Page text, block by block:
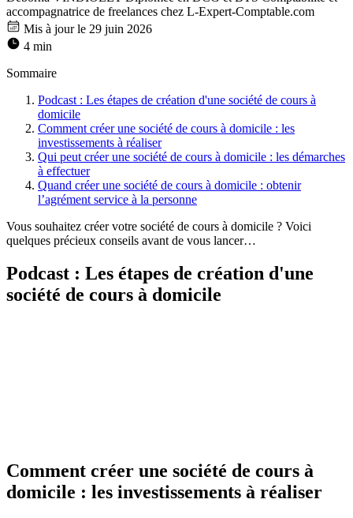
accompagnatrice de freelances chez L-Expert-Comptable.com
Mis à jour le 29 juin 2026
4 min
Sommaire
Podcast : Les étapes de création d'une société de cours à
domicile
Comment créer une société de cours à domicile : les
investissements à réaliser
Qui peut créer une société de cours à domicile : les démarches
à effectuer
Quand créer une société de cours à domicile : obtenir
l’agrément service à la personne
Vous souhaitez créer votre société de cours à domicile ? Voici
quelques précieux conseils avant de vous lancer…
Podcast : Les étapes de création d'une
société de cours à domicile
Comment créer une société de cours à
domicile : les investissements à réaliser